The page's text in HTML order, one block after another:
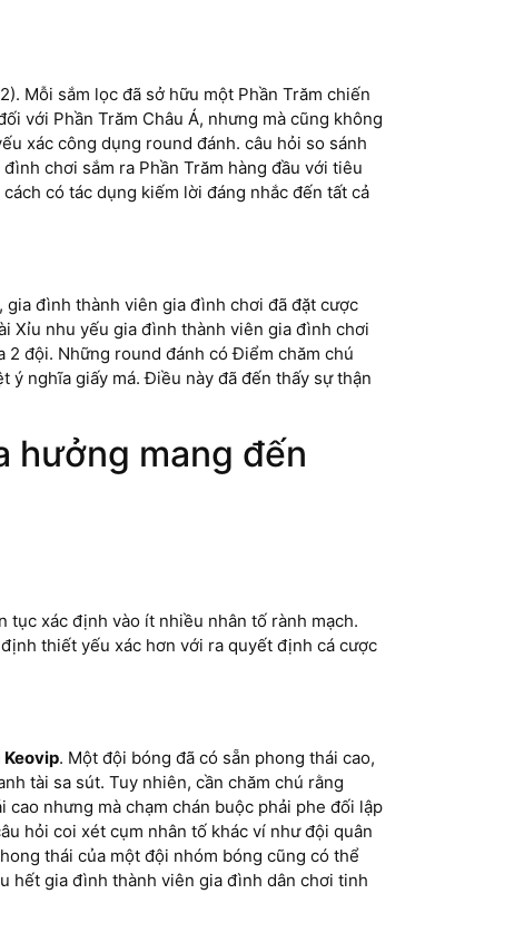
Mỗi sắm lọc đã sở hữu một Phần Trăm chiến
với Phần Trăm Châu Á, nhưng mà cũng không
xác công dụng round đánh. câu hỏi so sánh
chơi sắm ra Phần Trăm hàng đầu với tiêu
có tác dụng kiếm lời đáng nhắc đến tất cả
đình thành viên gia đình chơi đã đặt cược
Xỉu nhu yếu gia đình thành viên gia đình chơi
đội. Những round đánh có Điểm chăm chú
nghĩa giấy má. Điều này đã đến thấy sự thận
hưởng mang đến
xác định vào ít nhiều nhân tố rành mạch.
thiết yếu xác hơn với ra quyết định cá cược
Keovip. Một đội bóng đã có sẵn phong thái cao,
tài sa sút. Tuy nhiên, cần chăm chú rằng
nhưng mà chạm chán buộc phải phe đối lập
hỏi coi xét cụm nhân tố khác ví như đội quân
thái của một đội nhóm bóng cũng có thể
hết gia đình thành viên gia đình dân chơi tinh